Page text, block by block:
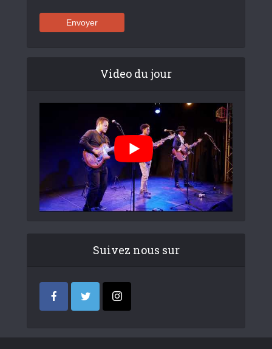
Video du jour
Suivez nous sur